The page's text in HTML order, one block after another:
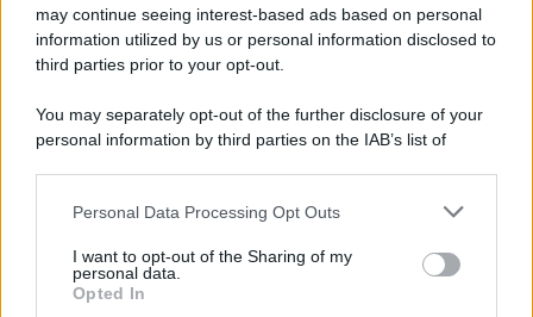
may continue seeing interest-based ads based on personal
information utilized by us or personal information disclosed to
third parties prior to your opt-out.
You may separately opt-out of the further disclosure of your
personal information by third parties on the IAB’s list of
This information may also be disclosed by us to third parties
disclose it to other third parties.
Please note that this website/app uses one or more Google
Personal Data Processing Opt Outs
I want to opt-out of the Sharing of my
personal data.
Opted In